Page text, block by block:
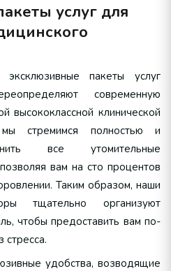
услуг для
пакеты услуг
современную
высококлассной клинической
стремимся полностью и
все утомительные
вам на сто процентов
Таким образом, наши
тщательно организуют
чтобы предоставить вам по-
удобства, возводящие